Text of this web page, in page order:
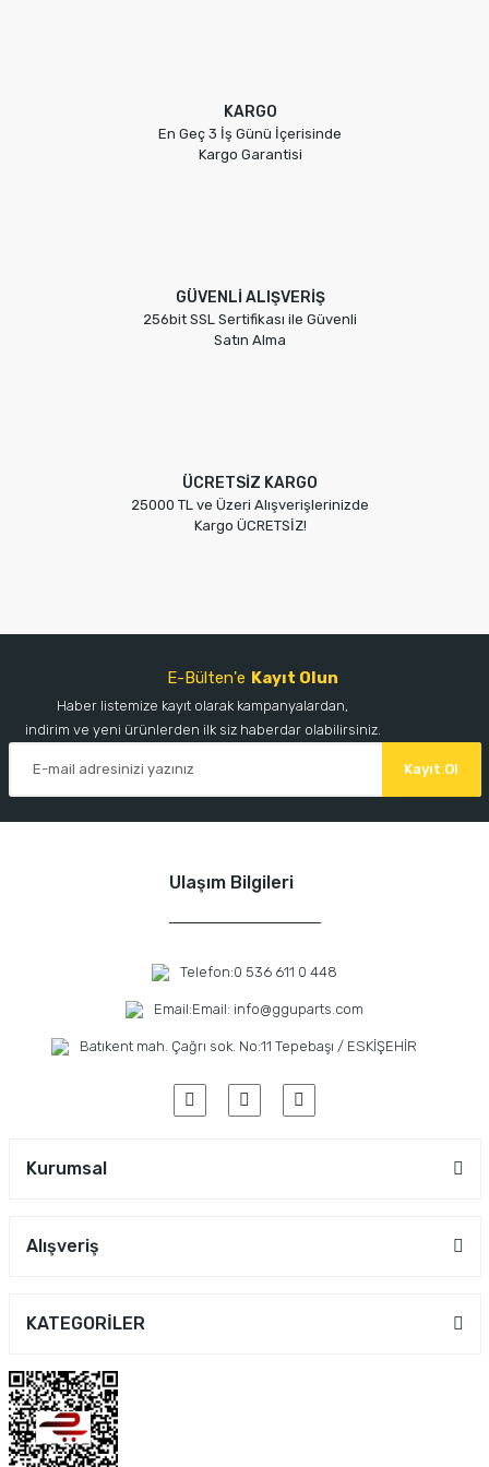
KARGO
En Geç 3 İş Günü İçerisinde
Kargo Garantisi
GÜVENLİ ALIŞVERİŞ
256bit SSL Sertifikası ile Güvenli
Satın Alma
ÜCRETSİZ KARGO
25000 TL ve Üzeri Alışverişlerinizde
Kargo ÜCRETSİZ!
E-Bülten'e Kayıt Olun
Haber listemize kayıt olarak kampanyalardan,
indirim ve yeni ürünlerden ilk siz haberdar olabilirsiniz.
Kayıt Ol
Ulaşım Bilgileri
Telefon:0 536 611 0 448
Email:Email: info@gguparts.com
Batıkent mah. Çağrı sok. No:11 Tepebaşı / ESKİŞEHİR
Kurumsal
Alışveriş
KATEGORİLER